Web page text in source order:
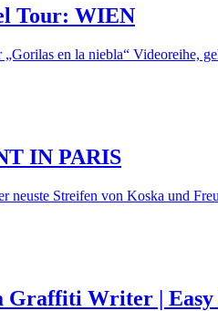
Tour: WIEN
en la niebla“ Videoreihe,
IN PARIS
neuste Streifen von Koska und
Graffiti Writer | Easy